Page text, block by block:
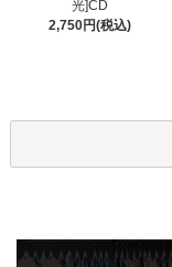
光]CD
2,750円(税込)